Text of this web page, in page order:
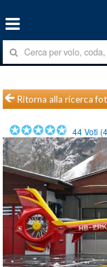
Ritorna alla ricerca
44Voti (